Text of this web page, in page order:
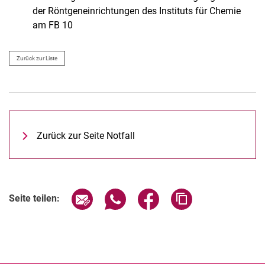
der Röntgeneinrichtungen des Instituts für Chemie
am FB 10
Zurück zur Liste
Zurück zur Seite Notfall
Seite teilen: Seite über E-Mail teilen
Seite über WhatsApp teilen
Seite über Facebook